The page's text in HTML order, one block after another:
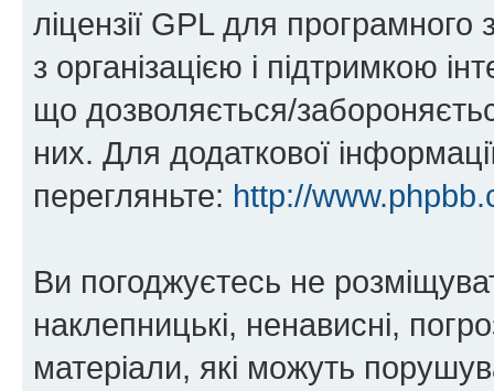
ліцензії GPL для
з організацією і підтримкою
що дозволяється/
них. Для додаткової
перегляньте: http://
Ви погоджуєтесь не
наклепницькі, ненависні,
матеріали, які можуть